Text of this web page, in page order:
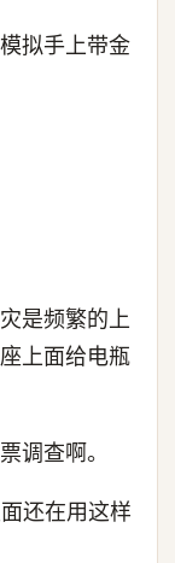
拟手上带金
是频繁的上
上面给电瓶
调查啊。
还在用这样